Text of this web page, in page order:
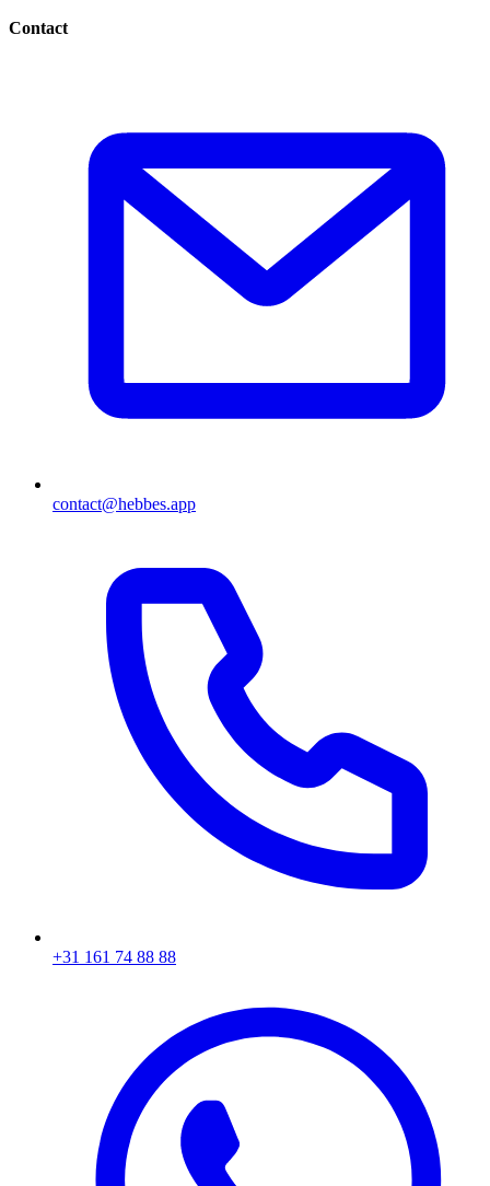
Contact
contact@hebbes.app
+31 161 74 88 88‬​​​​‌ ‍ ​‍​‍‌‍ ‌ ​‍‌‍‍‌‌‍‌ ‌‍‍‌‌‍ ‍​‍​‍​ ‍‍​‍​‍‌ ​ ‌‍​‌‌‍ ‍‌‍‍‌‌ ‌​‌ ‍‌​‍ ‍‌‍‍‌‌‍ ​‍​‍​‍ ​​‍​‍‌‍‍​‌ ​‍‌‍‌‌‌‍‌‍​‍​‍​ ‍‍​‍​‍‌‍‍​‌ ‌​‌ ‌​‌ ​​​ ‍‍​‍ ​‍ ‌‍ ​‌‍ ‌‍​ ‌‍​‌‌‍ ​‌‍‍​‌‍ ‌ ​ ‌ ‌​​ ‍‍​ ​ ​ ​ ​ ​ ​ ​ ​‍ ‌‍‍‌‌‍ ‍‌ ‌​‌‍‌‌‌‍ ‍‌ ‌​​‍ ‌‍‌‌‌‍‌​‌‍‍‌‌ ‌​​‍ ‌‍ ‌‌‍ ‌‍‌​‌‍‌‌​ ‌‌ ​​‌ ​‍‌‍‌‌‌ ​ ‌‍‌‌‌‍ ‍‌ ‌​‌‍​‌‌ ‌​‌‍‍‌‌‍ ‌‍ ‍​ ‍ ‌‍‍‌‌‍‌​​ ‌‌‍‌ ‌‍ ​‌‍ ‌‍​‍‌‍​‌‌‍ ​​ ‍ ‌ ‌​‌ ‍‌‌ ​​‌‍‌‌​ ‌‌‍‌ ‌‍ ​‌‍ ‌‍​‍‌‍​‌‌‍ ​​ ‍ ‌ ​​‌‍​‌‌ ‌​‌‍‍​​ ‌‌‍​ ‌‍ ‌‍ ‍‌ ‌​‌‍​‌‌‍​ ‌ ‌​​‍ ‍‌ ​​‌‍‍​‌‍ ‌‍ ‍‌‍‌‌​ ‌‍​‍‌‍​‌‌ ​ ‌‍‌‌‌‌‌‌‌ ​‍‌‍ ​​ ‌‌‍‍​‌ ‌​‌ ‌​‌ ​​​‍‌‌​ ​ ‌​​‌​‍‌‌​ ​‍‌​‌‍​‍‌‌​ ​‍‌​‌‍‌‍ ​‌‍ ‌‍​ ‌‍​‌‌‍ ​‌‍‍​‌‍ ‌ ​ ‌ ‌​​‍‌‌​ ​ ‌​​‌​ ​ ​ ​ ​ ​ ​ ​ ​‍‌‍‌‍‍‌‌‍‌​​ ‌‌‍‌ ‌‍ ​‌‍ ‌‍​‍‌‍​‌‌‍ ​​‍‌‍‌ ‌​‌ ‍‌‌ ​​‌‍‌‌​ ‌‌‍‌ ‌‍ ​‌‍ ‌‍​‍‌‍​‌‌‍ ​​‍‌‍‌ ​​‌‍​‌‌ ‌​‌‍‍​​ ‌‌‍​ ‌‍ ‌‍ ‍‌ ‌​‌‍​‌‌‍​ ‌ ‌​​‍ ‍‌ ​​‌‍‍​‌‍ ‌‍ ‍‌‍‌‌​‍‌‍‌ ​​‌‍‌‌‌ ​‍‌ ​ ‌ ​​‌‍‌‌‌‍​ ‌ ‌​‌‍‍‌‌ ‌‍‌‍‌‌​ ‌‌ ​​‌ ‌‌‌‍​‍‌‍ ​‌‍‍‌‌ ​ ‌‍‍​‌‍‌‌‌‍‌​​‍​‍‌ ‌